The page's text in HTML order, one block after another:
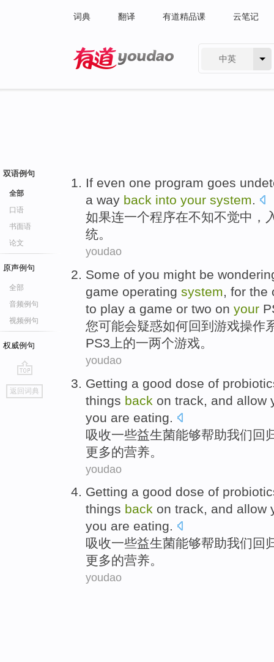
词典 翻译 有道精品课 云笔记
中英
双语例句
全部
口语
书面语
论文
原声例句
全部
音频例句
视频例句
权威例句
go
top
返回词典
If even one program goes
a way back into your system.
如果连一个程序在不知不觉中，
统。
youdao
Some of you might be
game operating system, for the
to play a game or two on your
您可能会疑惑如何回到 游戏操作
PS3 上的一两个游戏。
youdao
Getting a good dose of
things back on track and allow
you are eating.
吸收一些益生菌能够帮助我们 回
更多的营养。
youdao
Getting a good dose of
things back on track, and allow
you are eating.
吸收一些益生菌能够帮助我们 回
更多的营养。
youdao